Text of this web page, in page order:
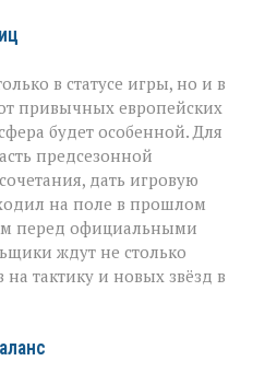
в статусе игры, но и в
привычных европейских
будет особенной. Для
предсезонной
дать игровую
на поле в прошлом
перед официальными
ждут не столько
на тактику и новых звёзд в